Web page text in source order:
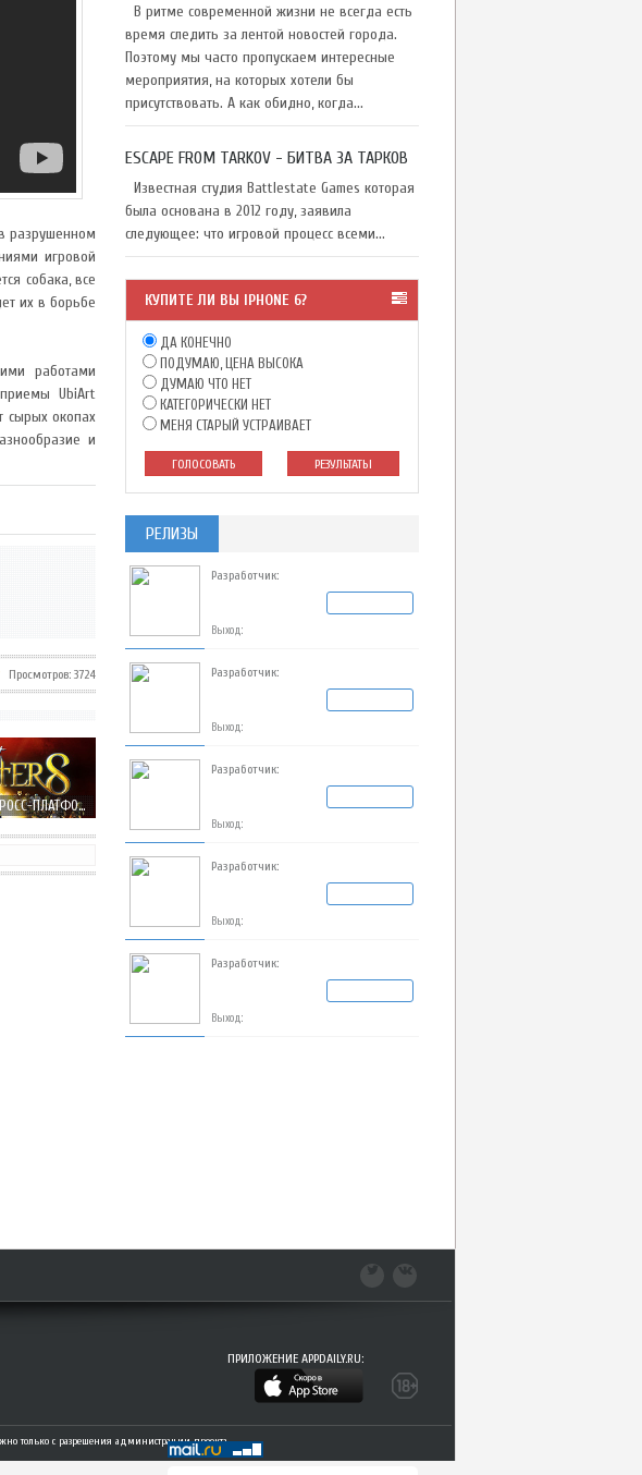
разрушенном
игровой
собака, все
их в борьбе
работами
UbiArt
сырых окопах
и
Просмотров: 3724
COMBAT MONSTERS КРОСС-ПЛАТФОРМЕР ОТ RUBICON DEVELOPMENT
В ритме современной жизни не всегда есть
время следить за лентой новостей города.
Поэтому мы часто пропускаем интересные
мероприятия, на которых хотели бы
присутствовать. А как обидно, когда...
ESCAPE FROM TARKOV - БИТВА ЗА ТАРКОВ
Известная студия Battlestate Games которая
была основана в 2012 году, заявила
следующее: что игровой процесс всеми...
КУПИТЕ ЛИ ВЫ IPHONE 6?
ДА КОНЕЧНО
ПОДУМАЮ, ЦЕНА ВЫСОКА
ДУМАЮ ЧТО НЕТ
КАТЕГОРИЧЕСКИ НЕТ
МЕНЯ СТАРЫЙ УСТРАИВАЕТ
ГОЛОСОВАТЬ РЕЗУЛЬТАТЫ
РЕЛИЗЫ
Разработчик:
Выход:
Разработчик:
Выход:
Разработчик:
Выход:
Разработчик:
Выход:
Разработчик:
Выход:
ПРИЛОЖЕНИЕ APPDAILY.RU:
только с разрешения администрации проекта.